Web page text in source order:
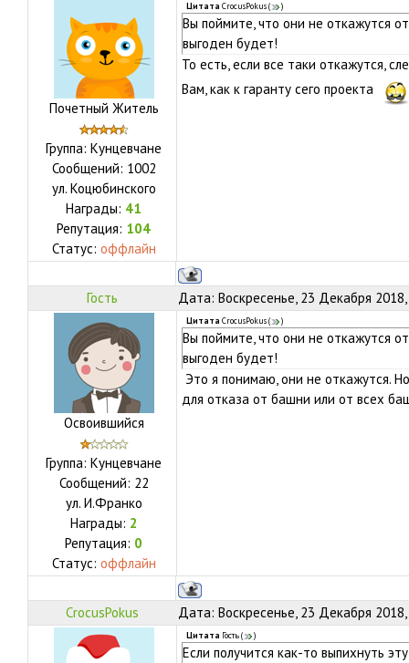
Почетный Житель
Группа: Кунцевчане
Сообщений: 1002
ул. Коцюбинского
Награды: 41
Репутация: 104
Статус: оффлайн
Цитата CrocusPokus( )
Вы поймите, что они не откажутся
выгоден будет!
То есть, если все таки откажутся,
Вам, как к гаранту сего проекта
Гость Дата: Воскресенье, 23 Декабря
Освоившийся
Группа: Кунцевчане
Сообщений: 22
ул. И.Франко
Награды: 2
Репутация: 0
Статус: оффлайн
Цитата CrocusPokus( )
Вы поймите, что они не откажутся
выгоден будет!
Это я понимаю, они не откажутся.
для отказа от башни или от всех
CrocusPokus Дата: Воскресенье, 23 Декабря
Цитата Гость( )
Если получится как-то выпихнуть